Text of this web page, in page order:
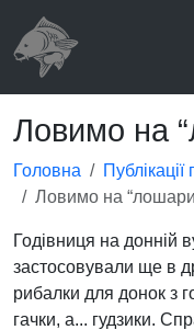
Ловимо на
Головна
Ловимо на
Годівниця на донній
застосовували ще в
рибалки для донок з
гачки, а... гудзики.